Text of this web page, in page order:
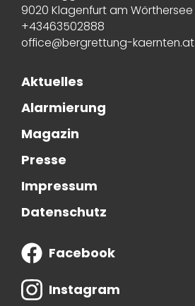
9020 Klagenfurt am Wörthersee
+43463502888
office@bergrettung-kaernten.at
Aktuelles
Alarmierung
Magazin
Presse
Impressum
Datenschutz
Facebook
Instagram